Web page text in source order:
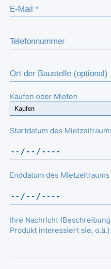
Kaufen oder Mieten
Startdatum des
Enddatum des
Ihre Nachricht
Produkt interessiert sie, o.ä.)